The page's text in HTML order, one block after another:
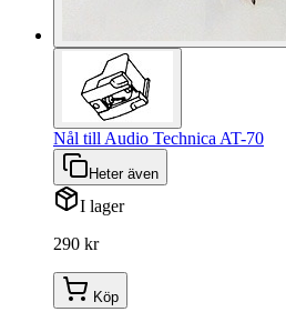
Nål till Audio Technica AT-70
Heter även
I lager
290 kr
Köp